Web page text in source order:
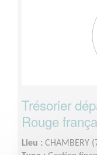
Trésorier
Rouge
Lieu : CHAMBERY